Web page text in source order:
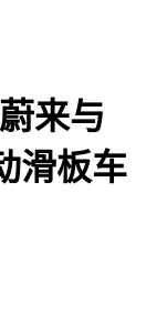
来与
滑板车